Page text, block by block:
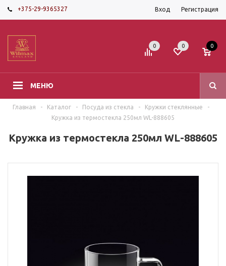
+375-29-9365327 Вход Регистрация
МЕНЮ
0 0 0
Главная - Каталог - Посуда из стекла - Кружки стеклянные
-
Кружка из термостекла 250мл WL-888605
Кружка из термостекла 250мл WL-888605